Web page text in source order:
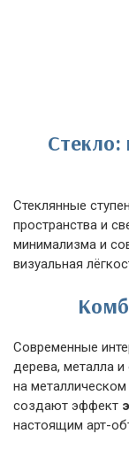
Стекло:
Стеклянные
пространства и
минимализма и
визуальная
Современные
дерева, металла и
на
создают эффект
настоящим арт-